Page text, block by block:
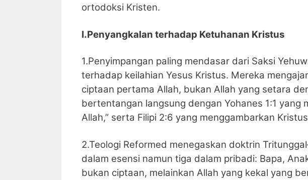
ortodoksi Kristen.
I.Penyangkalan terhadap Ketuhanan Kristus
1.Penyimpangan paling mendasar dari Saksi
terhadap keilahian Yesus Kristus. Mereka
ciptaan pertama Allah, bukan Allah yang setara
bertentangan langsung dengan Yohanes 1:1 yang
Allah,” serta Filipi 2:6 yang menggambarkan
2.Teologi Reformed menegaskan doktrin
dalam esensi namun tiga dalam pribadi: Bapa,
bukan ciptaan, melainkan Allah yang kekal yang